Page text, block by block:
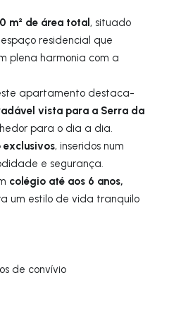
m² de área total, situado
residencial que
plena harmonia com a
apartamento destaca-
vista para a Serra da
para o dia a dia.
exclusivos, inseridos num
e segurança.
colégio até aos 6 anos,
um estilo de vida tranquilo
de convívio